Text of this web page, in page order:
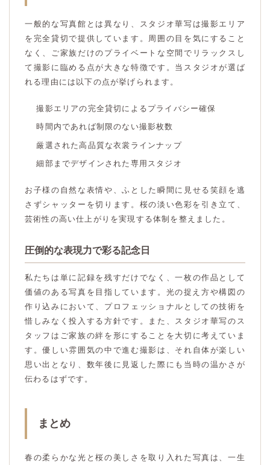
一般的な写真館とは異なり、スタジオ華写は撮影エリア
を完全貸切で提供しています。周囲の目を気にすること
なく、ご家族だけのプライベートな空間でリラックスし
て撮影に臨める点が大きな特徴です。当スタジオが選ば
れる理由には以下の点が挙げられます。
撮影エリアの完全貸切によるプライバシー確保
時間内であれば制限のない撮影枚数
厳選された高品質な衣裳ラインナップ
細部までデザインされた専用スタジオ
お子様の自然な表情や、ふとした瞬間に見せる笑顔を逃
さずシャッターを切ります。桜の淡い色彩を引き立て、
芸術性の高い仕上がりを実現する体制を整えました。
圧倒的な表現力で彩る記念日
私たちは単に記録を残すだけでなく、一枚の作品として
価値のある写真を目指しています。光の捉え方や構図の
作り込みにおいて、プロフェッショナルとしての技術を
惜しみなく投入する方針です。また、スタジオ華写のス
タッフはご家族の絆を形にすることを大切に考えていま
す。優しい雰囲気の中で進む撮影は、それ自体が楽しい
思い出となり、数年後に見返した際にも当時の温かさが
伝わるはずです。
まとめ
春の柔らかな光と桜の美しさを取り入れた写真は、一生